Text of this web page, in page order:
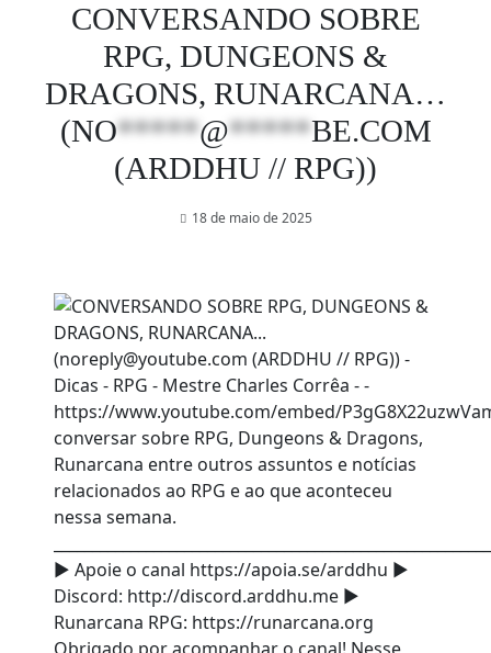
CONVERSANDO SOBRE
RPG, DUNGEONS &
DRAGONS, RUNARCANA…
(NO*****@*****BE.COM
(ARDDHU // RPG))
18 de maio de 2025